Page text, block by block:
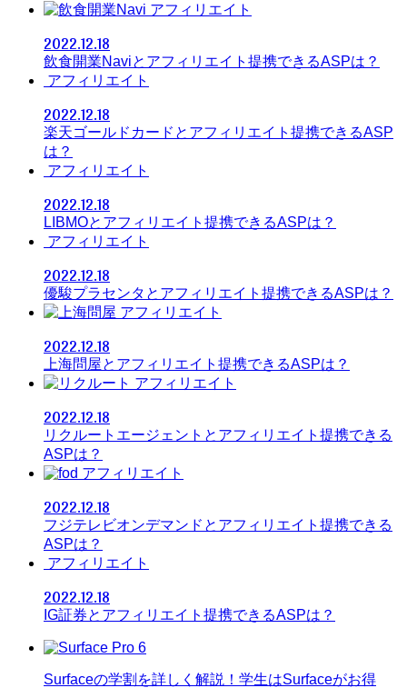
アフィリエイト
2022.12.18
飲食開業Naviとアフィリエイト提携できるASPは？
アフィリエイト
2022.12.18
楽天ゴールドカードとアフィリエイト提携できるASP
は？
アフィリエイト
2022.12.18
LIBMOとアフィリエイト提携できるASPは？
アフィリエイト
2022.12.18
優駿プラセンタとアフィリエイト提携できるASPは？
アフィリエイト
2022.12.18
上海問屋とアフィリエイト提携できるASPは？
アフィリエイト
2022.12.18
リクルートエージェントとアフィリエイト提携できる
ASPは？
アフィリエイト
2022.12.18
フジテレビオンデマンドとアフィリエイト提携できる
ASPは？
アフィリエイト
2022.12.18
IG証券とアフィリエイト提携できるASPは？
Surfaceの学割を詳しく解説！学生はSurfaceがお得